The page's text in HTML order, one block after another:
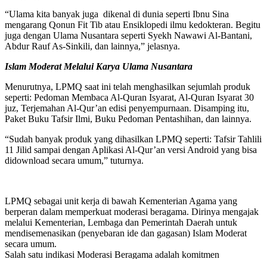
“Ulama kita banyak juga dikenal di dunia seperti Ibnu Sina
mengarang Qonun Fit Tib atau Ensiklopedi ilmu kedokteran. Begitu
juga dengan Ulama Nusantara seperti Syekh Nawawi Al-Bantani,
Abdur Rauf As-Sinkili, dan lainnya,” jelasnya.
Islam Moderat Melalui Karya Ulama Nusantara
Menurutnya, LPMQ saat ini telah menghasilkan sejumlah produk
seperti: Pedoman Membaca Al-Quran Isyarat, Al-Quran Isyarat 30
juz, Terjemahan Al-Qur’an edisi penyempurnaan. Disamping itu,
Paket Buku Tafsir Ilmi, Buku Pedoman Pentashihan, dan lainnya.
“Sudah banyak produk yang dihasilkan LPMQ seperti: Tafsir Tahlili
11 Jilid sampai dengan Aplikasi Al-Qur’an versi Android yang bisa
didownload secara umum,” tuturnya.
LPMQ sebagai unit kerja di bawah Kementerian Agama yang
berperan dalam memperkuat moderasi beragama. Dirinya mengajak
melalui Kementerian, Lembaga dan Pemerintah Daerah untuk
mendisemenasikan (penyebaran ide dan gagasan) Islam Moderat
secara umum.
Salah satu indikasi Moderasi Beragama adalah komitmen